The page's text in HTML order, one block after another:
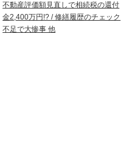
不動産評価額見直しで相続税の還付
金2,400万円!? / 修繕履歴のチェック
不足で大惨事 他